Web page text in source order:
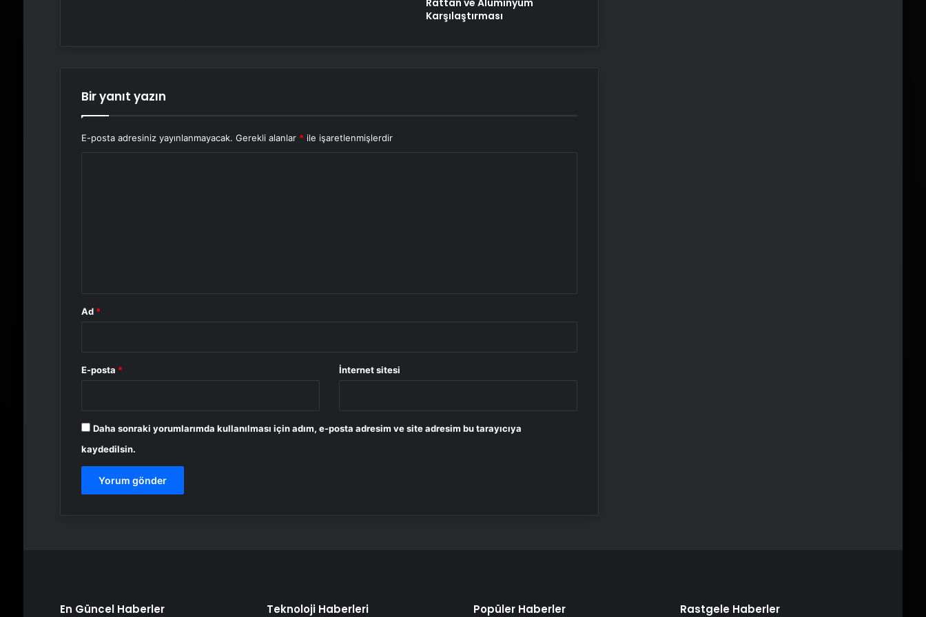
Rattan ve Alüminyum
Karşılaştırması
Bir yanıt yazın
E-posta adresiniz yayınlanmayacak. Gerekli alanlar * ile işaretlenmişlerdir
Ad *
E-posta * İnternet sitesi
Daha sonraki yorumlarımda kullanılması için adım, e-posta adresim ve site adresim bu tarayıcıya
kaydedilsin.
En Güncel Haberler Teknoloji Haberleri Popüler Haberler Rastgele Haberler